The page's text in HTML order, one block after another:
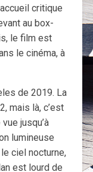
critique
au box-
le film est
le cinéma, à
de 2019. La
mais là, c’est
jusqu’à
lumineuse
ciel nocturne,
est lourd de